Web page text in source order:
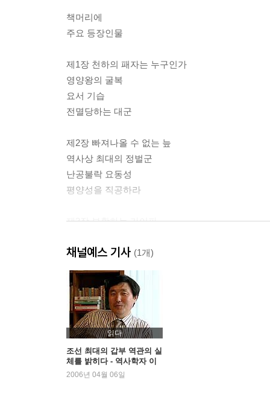
책머리에
주요 등장인물
제1장 천하의 패자는 누구인가
영양왕의 굴복
요서 기습
전멸당하는 대군
제2장 빠져나올 수 없는 늪
역사상 최대의 정벌군
난공불락 요동성
평양성을 직공하라
제3장 부활하는 가이파
태후의 손자, 김유신
가야라는 굴레
제4장 천책상장 이세민
진왕부의 무사들
천하제패의 길
장안으로
장안 점령
몰락하는 천자
채널예스 기사 (1개)
읽다
조선 최대의 갑부 역관의 실
체를 밝히다 - 역사학자 이
덕일
2006년 04월 06일